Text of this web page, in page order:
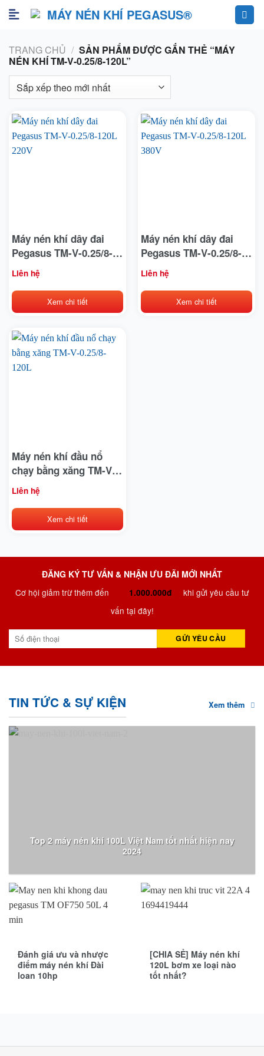
Skip
TRANG CHỦ / SẢN PHẨM ĐƯỢC GẮN THẺ “MÁY
NÉN KHÍ TM-V-0.25/8-120L”
Máy nén khí dây đai
Pegasus TM-V-0.25/8-
120L 220V
Liên hệ
Xem chi tiết
Máy nén khí dây đai
Pegasus TM-V-0.25/8-
120L 380V
Liên hệ
Xem chi tiết
Máy nén khí đầu nổ
chạy bằng xăng TM-V-
0.25/8-120L
Liên hệ
Xem chi tiết
ĐĂNG KÝ TƯ VẤN & NHẬN ƯU ĐÃI MỚI NHẤT
Cơ hội giảm trừ thêm đến
1.000.000đ
khi gửi yêu cầu tư
vấn tại đây!
TIN TỨC & SỰ KIỆN Xem thêm
Top 2 máy nén khí 100L Việt Nam tốt nhất hiện nay
2024
Đánh giá ưu và nhược
điểm máy nén khí Đài
loan 10hp
[CHIA SẺ] Máy nén khí
120L bơm xe loại nào
tốt nhất?